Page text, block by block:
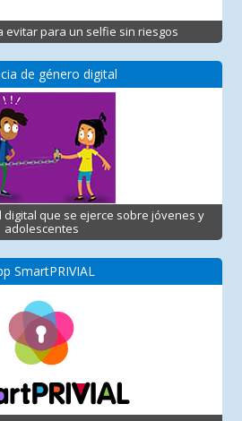
evitar para un selfie sin riesgos
de género digital
que se ejerce sobre jóvenes y
adolescentes
SmartPRIVIAL